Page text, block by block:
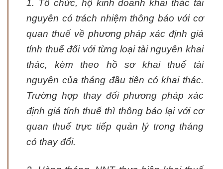
1. Tổ chức, hộ kinh doanh khai thác tài
nguyên có trách nhiệm thông báo với cơ
quan thuế về phương pháp xác định giá
tính thuế đối với từng loại tài nguyên khai
thác, kèm theo hồ sơ khai thuế tài
nguyên của tháng đầu tiên có khai thác.
Trường hợp thay đổi phương pháp xác
định giá tính thuế thì thông báo lại với cơ
quan thuế trực tiếp quản lý trong tháng
có thay đổi.